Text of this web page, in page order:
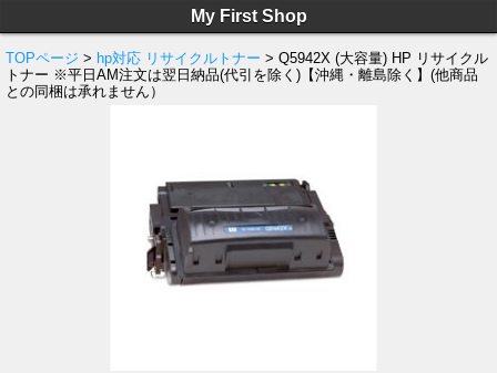
My First Shop
TOPページ > hp対応 リサイクルトナー > Q5942X (大容量) HP リサイクル
トナー ※平日AM注文は翌日納品(代引を除く)【沖縄・離島除く】(他商品
との同梱は承れません）